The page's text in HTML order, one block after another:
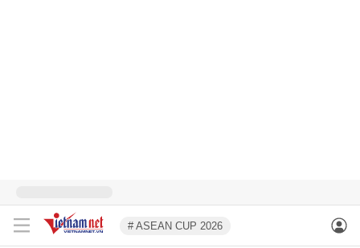
# ASEAN CUP 2026